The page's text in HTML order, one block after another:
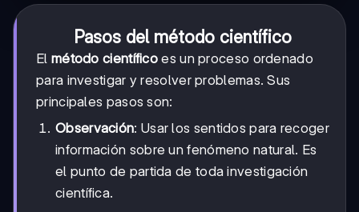
Pasos del método científico
El método científico es un proceso ordenado
para investigar y resolver problemas. Sus
principales pasos son:
Observación: Usar los sentidos para recoger
información sobre un fenómeno natural. Es
el punto de partida de toda investigación
científica.